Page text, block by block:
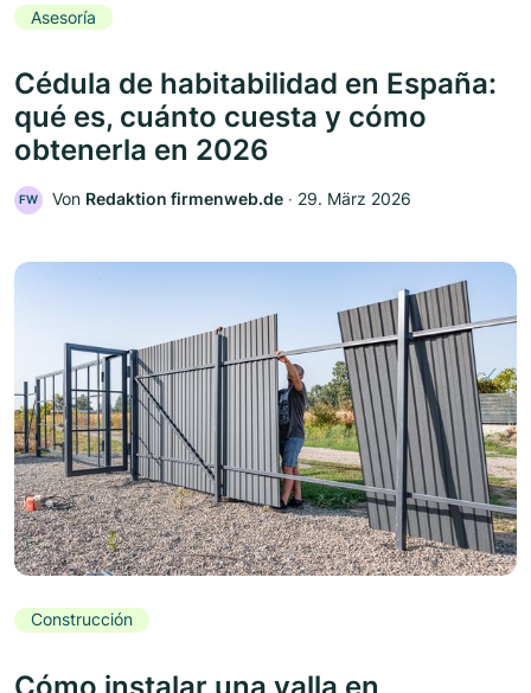
Asesoría
Cédula de habitabilidad en España:
qué es, cuánto cuesta y cómo
obtenerla en 2026
FW Von Redaktion firmenweb.de ‧ 29. März 2026
Construcción